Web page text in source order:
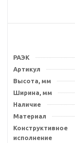
РАЭК
Артикул
Высота, мм
Ширина, мм
Наличие
Материал
Конструктивное
исполнение